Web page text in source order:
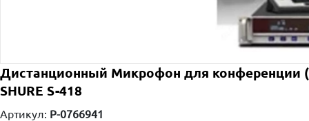
Дистанционный Микрофон для конференции
SHURE S-418
Артикул: P-0766941